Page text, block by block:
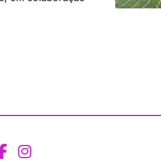
Aceder ao Facebook
Aceder ao